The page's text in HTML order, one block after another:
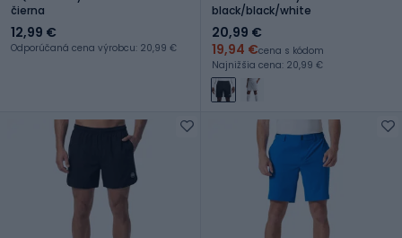
čierna
12,99 €
Odporúčaná cena výrobcu: 20,99 €
black/black/white
20,99 €
19,94 €cena s kódom
Najnižšia cena: 20,99 €